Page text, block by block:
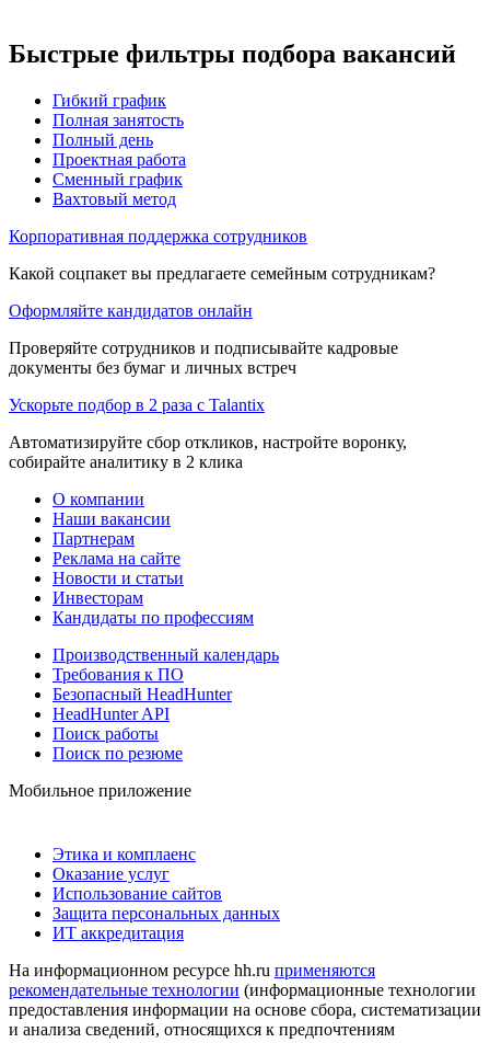
Быстрые фильтры подбора вакансий
Гибкий график
Полная занятость
Полный день
Проектная работа
Сменный график
Вахтовый метод
Корпоративная поддержка сотрудников
Какой соцпакет вы предлагаете семейным сотрудникам?
Оформляйте кандидатов онлайн
Проверяйте сотрудников и подписывайте кадровые
документы без бумаг и личных встреч
Ускорьте подбор в 2 раза с Talantix
Автоматизируйте сбор откликов, настройте воронку,
собирайте аналитику в 2 клика
О компании
Наши вакансии
Партнерам
Реклама на сайте
Новости и статьи
Инвесторам
Кандидаты по профессиям
Производственный календарь
Требования к ПО
Безопасный HeadHunter
HeadHunter API
Поиск работы
Поиск по резюме
Мобильное приложение
Этика и комплаенс
Оказание услуг
Использование сайтов
Защита персональных данных
ИТ аккредитация
На информационном ресурсе hh.ru применяются
рекомендательные технологии (информационные технологии
предоставления информации на основе сбора, систематизации
и анализа сведений, относящихся к предпочтениям